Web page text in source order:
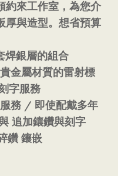
約來工作室，為您介
厚與造型。想省預算
焊銀層的組合
金屬材質的雷射標
字服務
務 / 即使配戴多年
追加鑲鑽與刻字
鑽 鑲嵌